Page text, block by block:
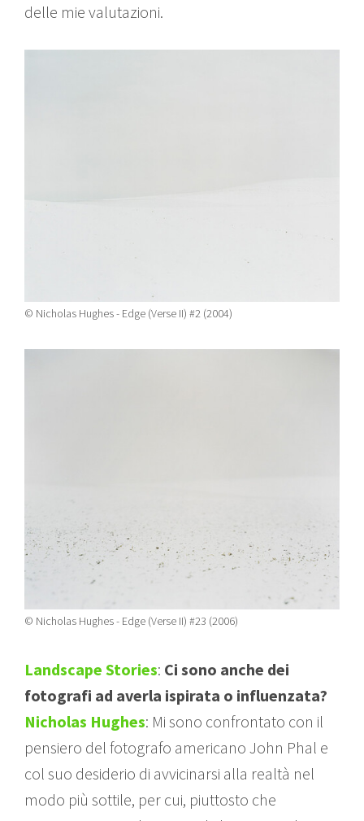
delle mie valutazioni.
© Nicholas Hughes - Edge (Verse II) #2 (2004)
© Nicholas Hughes - Edge (Verse II) #23 (2006)
Landscape Stories: Ci sono anche dei
fotografi ad averla ispirata o influenzata?
Nicholas Hughes: Mi sono confrontato con il
pensiero del fotografo americano John Phal e
col suo desiderio di avvicinarsi alla realtà nel
modo più sottile, per cui, piuttosto che